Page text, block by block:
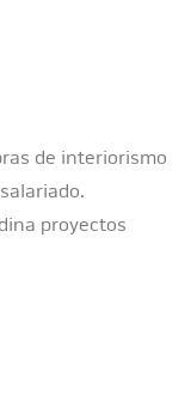
de interiorismo
proyectos